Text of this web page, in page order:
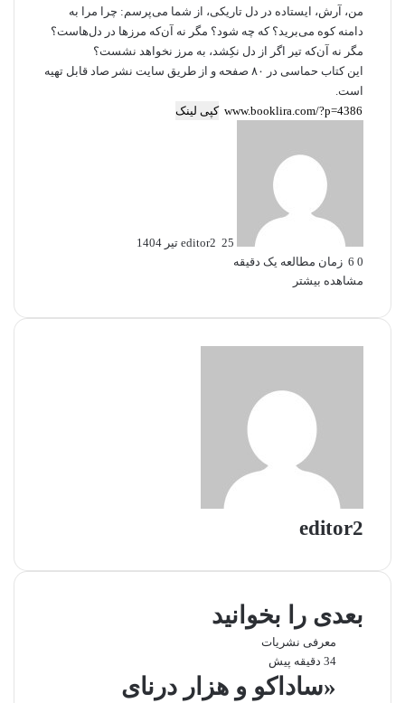
من، آرش، ایستاده در دل تاریکی، از شما می‌پرسم: چرا مرا به
دامنه کوه می‌برید؟ که چه شود؟ مگر نه آن‌که مرزها در دل‌هاست؟
مگر نه آن‌که تیر اگر از دل نکِشد، به مرز نخواهد نشست؟
این کتاب حماسی در ۸۰ صفحه و از طریق سایت نشر صاد قابل تهیه
است.
کپی لینک
editor2 ه
ی
25 تیر 1404
0
زمان مطالعه یک دقیقه
مشاهده بیشتر
editor2
بعدی را بخوانید
معرفی نشریات
34 دقیقه پیش
«ساداکو و هزار درنای